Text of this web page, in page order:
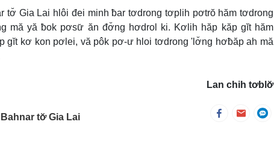
tơ̆ Gia Lai hlôi đei minh ƀar tơdrong tơplih pơtrŏ hăm tơdrong
mă yă ƀok pơsư̆ ăn đơ̆ng hơdrol ki. Kơlih hăp kăp gĭt hăm
gĭt kơ kon pơlei, vă pôk pơ-ư hloi tơdrong 'lơ̆ng hơƀăp ah mă
Lan chih tơblơ̆
tơ̆ Gia Lai